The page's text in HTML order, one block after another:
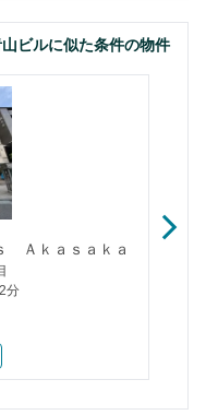
ビルに似た条件の物件
Ａｋａｓａｋａ
分